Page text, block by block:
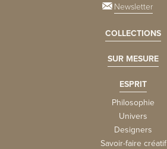
Newsletter
COLLECTIONS
SUR MESURE
ESPRIT
Philosophie
Univers
Designers
Savoir-faire créatif